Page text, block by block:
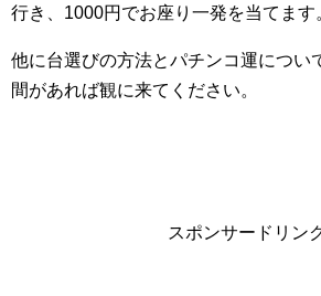
行き、1000円でお座り一発を当てます
他に台選びの方法とパチンコ運につい
間があれば観に来てください。
スポンサードリン